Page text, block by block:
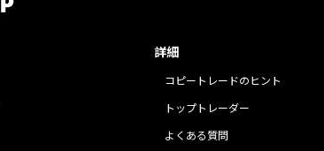
詳細
コピートレードのヒント
トップトレーダー
よくある質問